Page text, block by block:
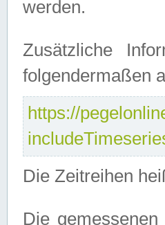
werden.
Zusätzliche
folgendermaßen
https://
Die Zeitreihen
Die